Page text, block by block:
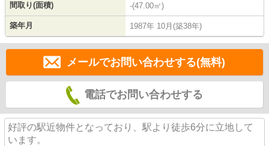
間取り(面積) -(47.00㎡)
築年月 1987年 10月(築38年)
メールでお問い合わせする(無料)
電話でお問い合わせする
好評の駅近物件となっており、駅より徒歩6分に立地して
います。